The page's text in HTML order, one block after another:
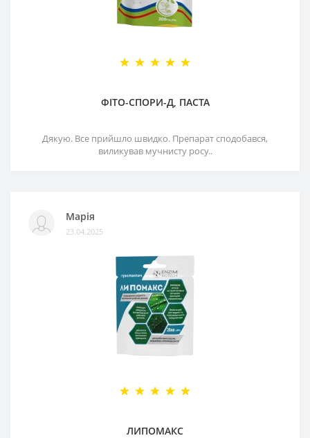
ФІТО-СПОРИ-Д, ПАСТА
Дякую. Все прийшло швидко. Препарат сподобався,
виликував мучнисту росу..
Марія
23.04.2025
ЛИПОМАКС